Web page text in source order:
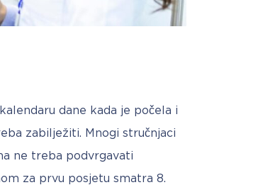
dane kada je počela i
zabilježiti. Mnogi stručnjaci
ne treba podvrgavati
za prvu posjetu smatra 8.